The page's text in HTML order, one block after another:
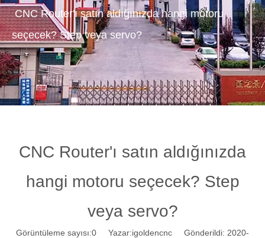
CNC Router'ı satın aldığınızda hangi motoru
seçecek? Step veya servo?
CNC Router'ı satın aldığınızda
hangi motoru seçecek? Step
veya servo?
Görüntüleme sayısı:0 Yazar:igoldencnc Gönderildi: 2020-